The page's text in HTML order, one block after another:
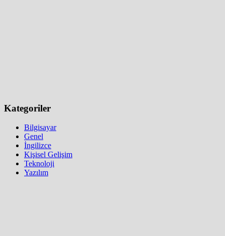
Kategoriler
Bilgisayar
Genel
İngilizce
Kişisel Gelişim
Teknoloji
Yazılım